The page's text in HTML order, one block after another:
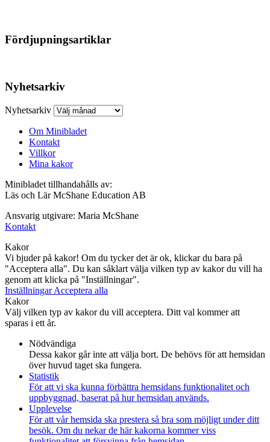
Fördjupningsartiklar
Nyhetsarkiv
Nyhetsarkiv
Om Minibladet
Kontakt
Villkor
Mina kakor
Minibladet tillhandahålls av:
Läs och Lär McShane Education AB
Ansvarig utgivare: Maria McShane
Kontakt
Kakor
Vi bjuder på kakor! Om du tycker det är ok, klickar du bara på
"Acceptera alla". Du kan såklart välja vilken typ av kakor du vill ha
genom att klicka på "Inställningar".
InställningarAcceptera alla
Kakor
Välj vilken typ av kakor du vill acceptera. Ditt val kommer att
sparas i ett år.
Nödvändiga
Dessa kakor går inte att välja bort. De behövs för att hemsidan
över huvud taget ska fungera.
Statistik
För att vi ska kunna förbättra hemsidans funktionalitet och
uppbyggnad, baserat på hur hemsidan används.
Upplevelse
För att vår hemsida ska prestera så bra som möjligt under ditt
besök. Om du nekar de här kakorna kommer viss